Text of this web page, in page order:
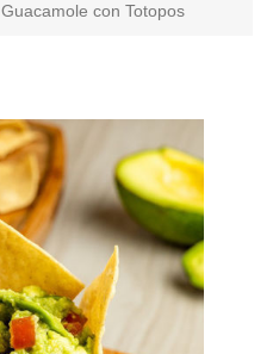
Guacamole con Totopos